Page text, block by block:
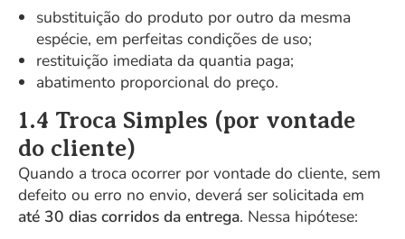
substituição do produto por outro da mesma
espécie, em perfeitas condições de uso;
restituição imediata da quantia paga;
abatimento proporcional do preço.
1.4 Troca Simples (por vontade
do cliente)
Quando a troca ocorrer por vontade do cliente, sem
defeito ou erro no envio, deverá ser solicitada em
até 30 dias corridos da entrega. Nessa hipótese: